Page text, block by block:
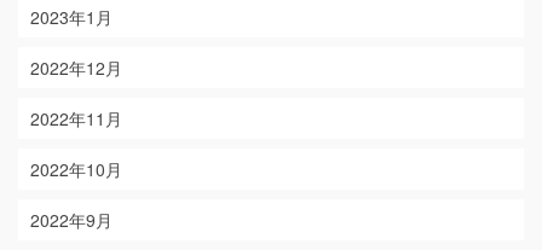
2023年1月
2022年12月
2022年11月
2022年10月
2022年9月